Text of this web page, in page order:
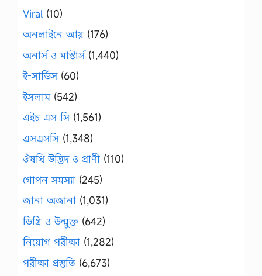
Viral (10)
অনলাইনে আয় (176)
অনার্স ও মাস্টার্স(1,440)
ই-সার্ভিস(60)
ইসলাম(542)
এইচ এস সি(1,561)
এসএসসি(1,348)
ঔষধি উদ্ভিদ ও প্রাণী (110)
গোপন সমস্যা (245)
জানা অজানা (1,031)
ডিগ্রি ও উন্মুক্ত (642)
নিয়োগ পরীক্ষা (1,282)
পরীক্ষা প্রস্তুতি (6,673)